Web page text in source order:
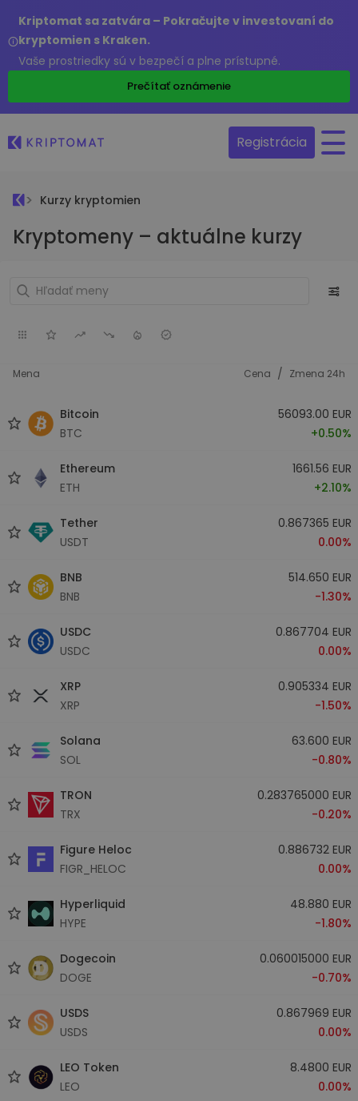
Kriptomat sa zatvára – Pokračujte v investovaní do
kryptomien s Kraken.
Vaše prostriedky sú v bezpečí a plne prístupné.
Prečítať oznámenie
Registrácia
Kurzy kryptomien
Kryptomeny – aktuálne kurzy
Mena Cena / Zmena 24h
Bitcoin
BTC
56093.00 EUR
+0.50%
Ethereum
ETH
1661.56 EUR
+2.10%
Tether
USDT
0.867365 EUR
0.00%
BNB
BNB
514.650 EUR
-1.30%
USDC
USDC
0.867704 EUR
0.00%
XRP
XRP
0.905334 EUR
-1.50%
Solana
SOL
63.600 EUR
-0.80%
TRON
TRX
0.283765000 EUR
-0.20%
Figure Heloc
FIGR_HELOC
0.886732 EUR
0.00%
Hyperliquid
HYPE
48.880 EUR
-1.80%
Dogecoin
DOGE
0.060015000 EUR
-0.70%
USDS
USDS
0.867969 EUR
0.00%
LEO Token
LEO
8.4800 EUR
0.00%